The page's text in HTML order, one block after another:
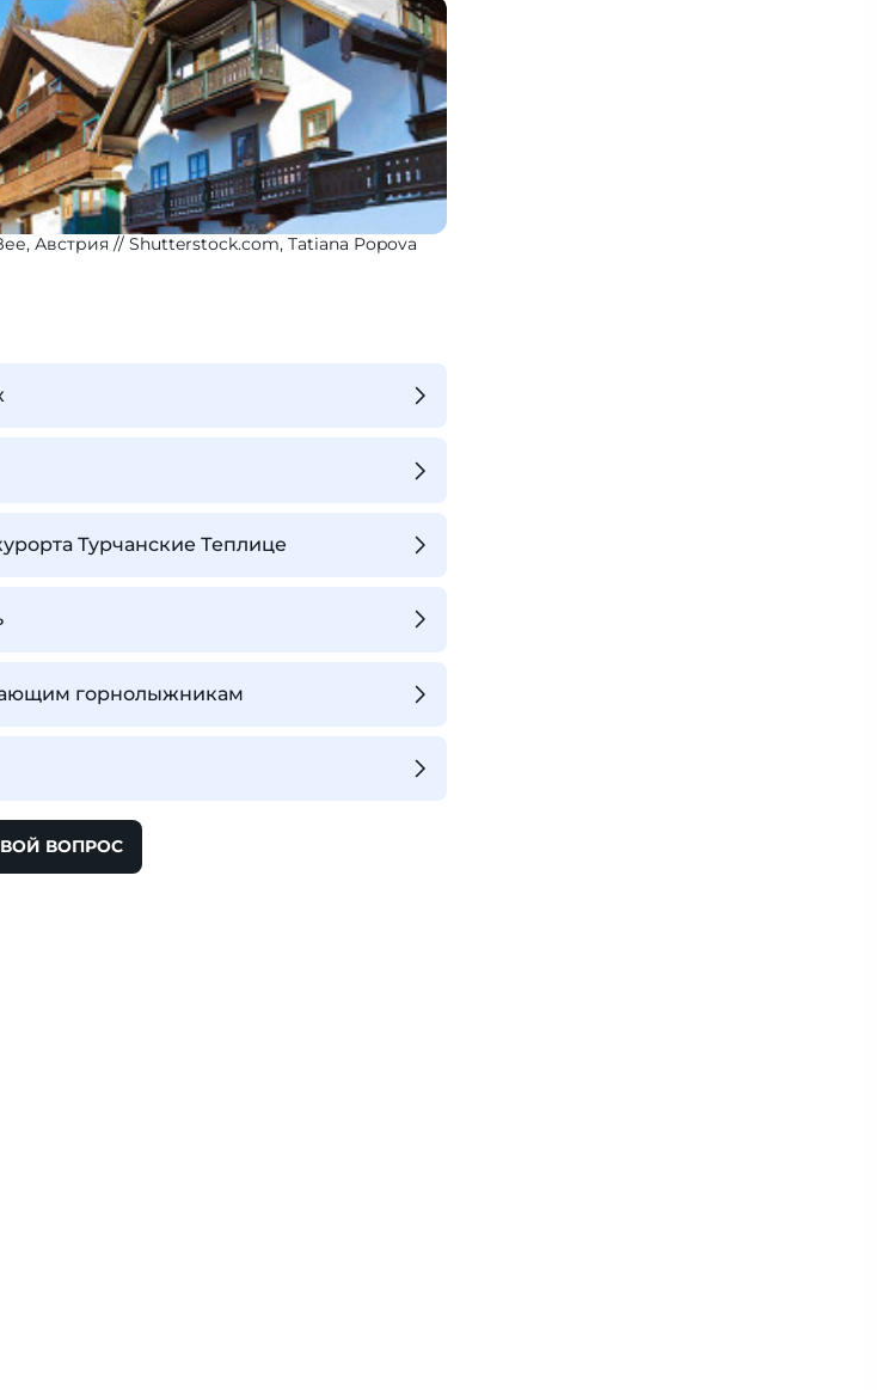
Австрия Shutterstock.com, Tatiana Popova
Турчанские Теплице
горнолыжникам
ВОПРОС